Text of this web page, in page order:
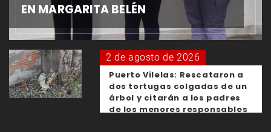
EN MARGARITA BELÉN
2 de agosto de 2026
Puerto Vilelas: Rescataron a
dos tortugas colgadas de un
árbol y citarán a los padres
de los menores responsables